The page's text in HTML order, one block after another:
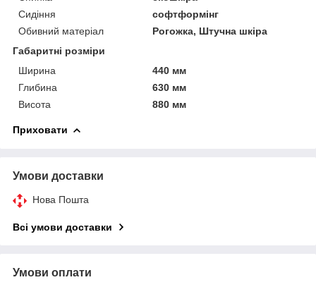
Сидіння
софтформінг
Обивний матеріал
Рогожка, Штучна шкіра
Габаритні розміри
Ширина
440 мм
Глибина
630 мм
Висота
880 мм
Приховати
Умови доставки
Нова Пошта
Всі умови доставки
Умови оплати